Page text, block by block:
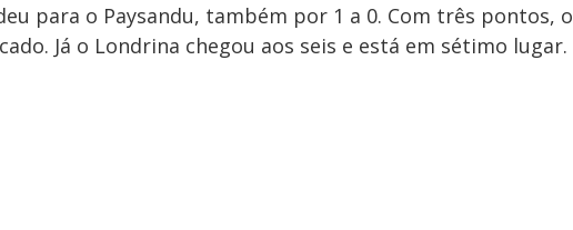
para o Paysandu, também por 1 a 0. Com três pontos, o
Já o Londrina chegou aos seis e está em sétimo lugar.